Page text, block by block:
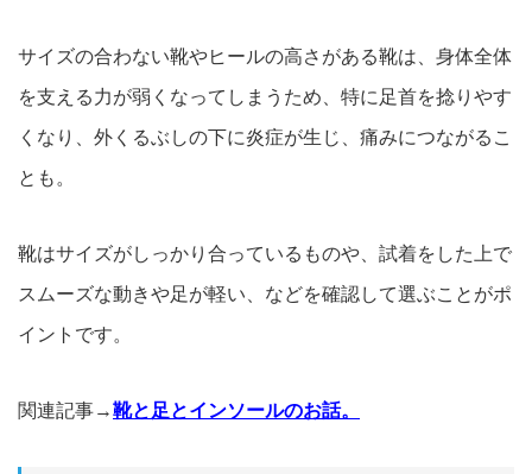
サイズの合わない靴やヒールの高さがある靴は、身体全体
を支える力が弱くなってしまうため、特に足首を捻りやす
くなり、 外くるぶしの下に炎症が生じ、痛みにつながるこ
とも。
靴はサイズがしっかり合っているものや、試着をした上で
スムーズな動きや足が軽い、などを確認して選ぶことがポ
イントです。
関連記事→靴と足とインソールのお話。